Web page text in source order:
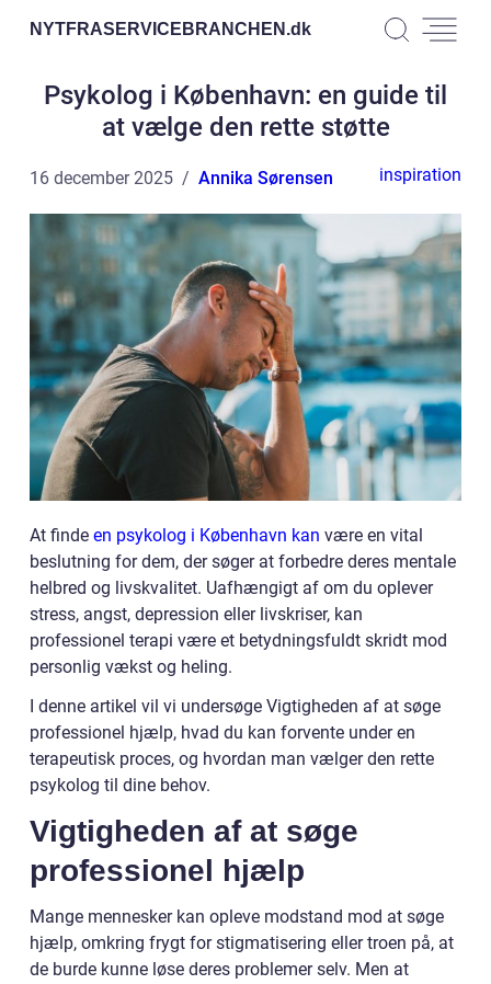
NYTFRASERVICEBRANCHEN.dk
Psykolog i København: en guide til
at vælge den rette støtte
16 december 2025 Annika Sørensen inspiration
At finde en psykolog i København kan være en vital
beslutning for dem, der søger at forbedre deres mentale
helbred og livskvalitet. Uafhængigt af om du oplever
stress, angst, depression eller livskriser, kan
professionel terapi være et betydningsfuldt skridt mod
personlig vækst og heling.
I denne artikel vil vi undersøge Vigtigheden af at søge
professionel hjælp, hvad du kan forvente under en
terapeutisk proces, og hvordan man vælger den rette
psykolog til dine behov.
Vigtigheden af at søge
professionel hjælp
Mange mennesker kan opleve modstand mod at søge
hjælp, omkring frygt for stigmatisering eller troen på, at
de burde kunne løse deres problemer selv. Men at